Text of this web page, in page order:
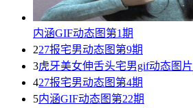
内涵GIF动态图第1期
227报宅男动态图第9期
3虎牙美女伸舌头宅男gif动态图片
427报宅男动态图第4期
5内涵GIF动态图第22期